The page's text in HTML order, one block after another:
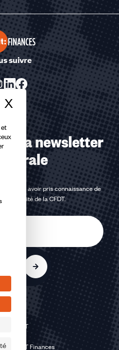
X Masquer le
FINANCES
suivre
à la newsletter
j'affirme avoir pris connaissance de
de la CFDT.
CFDT
CFDT Finances